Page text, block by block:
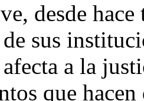
desde
sus
a la
que